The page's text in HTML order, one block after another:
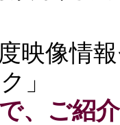
映像情
」
ご紹介